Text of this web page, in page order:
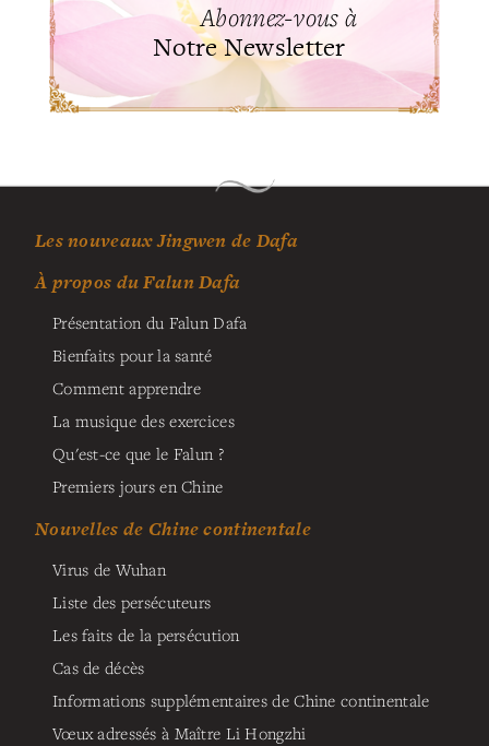
Abonnez-vous à
Notre Newsletter
Les nouveaux Jingwen de Dafa
À propos du Falun Dafa
Présentation du Falun Dafa
Bienfaits pour la santé
Comment apprendre
La musique des exercices
Qu'est-ce que le Falun ?
Premiers jours en Chine
Nouvelles de Chine continentale
Virus de Wuhan
Liste des persécuteurs
Les faits de la persécution
Cas de décès
Informations supplémentaires de Chine continentale
Vœux adressés à Maître Li Hongzhi